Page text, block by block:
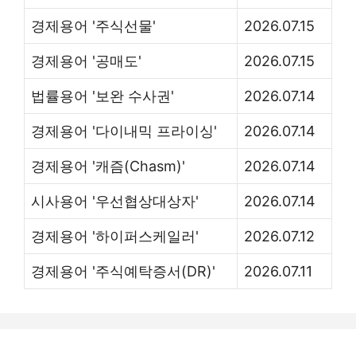
경제용어 '주식선물' 2026.07.15
경제용어 '공매도' 2026.07.15
법률용어 '보완 수사권' 2026.07.14
경제용어 '다이내믹 프라이싱' 2026.07.14
경제용어 '캐즘(Chasm)' 2026.07.14
시사용어 '우선협상대상자' 2026.07.14
경제용어 '하이퍼스케일러' 2026.07.12
경제용어 '주식예탁증서(DR)' 2026.07.11